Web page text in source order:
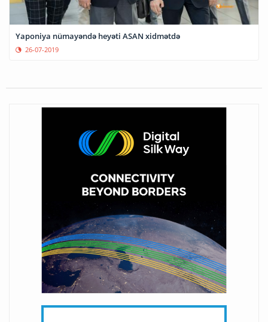
Yaponiya nümayəndə heyəti ASAN xidmətdə
26-07-2019